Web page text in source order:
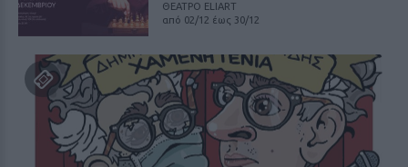
ΘΕΑΤΡΟ ELIART
από 02/12 έως 30/12